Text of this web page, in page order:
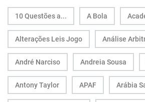
10 Questões a... A Bola
Alterações Leis Jogo Análise
André Narciso Andreia Sousa
Antony Taylor APAF Arábia